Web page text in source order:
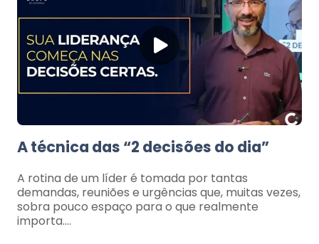
A técnica das “2 decisões do dia”
A rotina de um líder é tomada por tantas
demandas, reuniões e urgências que, muitas vezes,
sobra pouco espaço para o que realmente
importa.…